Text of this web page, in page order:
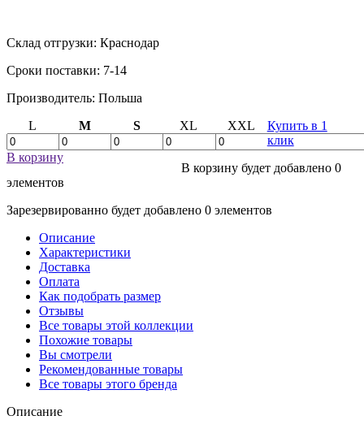
Склад отгрузки: Краснодар
Сроки поставки: 7-14
Производитель: Польша
L
M S XL XXL
Купить в 1
клик
В корзину
В корзину будет добавлено 0
элементов
Зарезервированно будет добавлено 0 элементов
Описание
Характеристики
Доставка
Оплата
Как подобрать размер
Отзывы
Все товары этой коллекции
Похожие товары
Вы смотрели
Рекомендованные товары
Все товары этого бренда
Описание